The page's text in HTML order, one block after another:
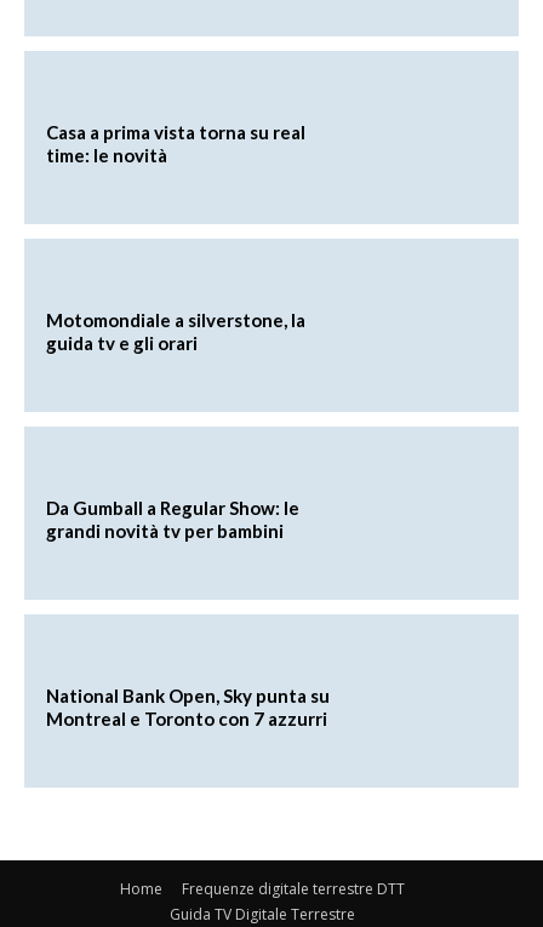
Casa a prima vista torna su real
time: le novità
Motomondiale a silverstone, la
guida tv e gli orari
Da Gumball a Regular Show: le
grandi novità tv per bambini
National Bank Open, Sky punta su
Montreal e Toronto con 7 azzurri
Home
Frequenze digitale terrestre DTT
Guida TV Digitale Terrestre